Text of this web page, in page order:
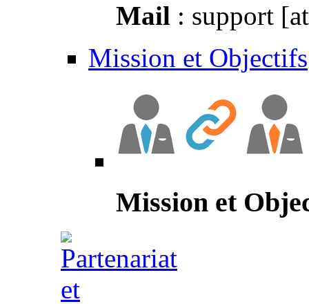
Mail : support
Mission et Objectifs
Mission et